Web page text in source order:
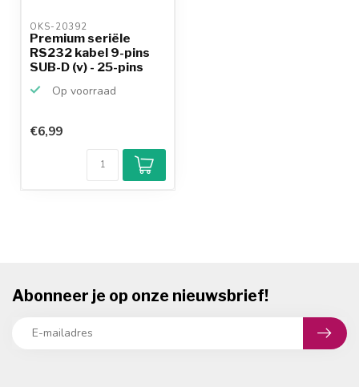
OKS-20392
Premium seriële
RS232 kabel 9-pins
SUB-D (v) - 25-pins
Op voorraad
€6,99
Abonneer je op onze nieuwsbrief!